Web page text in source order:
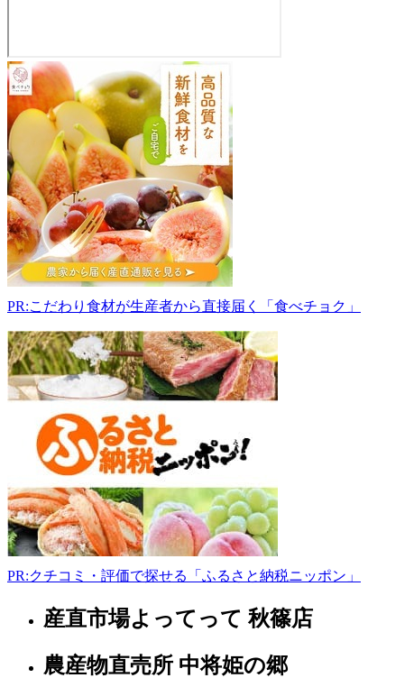
野
菜
直
売
所
639-
2336
奈
良
県
御
所
市
高
天
187
-
PR:こだわり食材が生産者から直接届く「食べチョク」
PR:クチコミ・評価で探せる「ふるさと納税ニッポン」
奈
県
産直市場よってって 秋篠店
農産物直売所 中将姫の郷